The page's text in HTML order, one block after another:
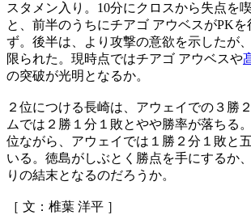
スタメン入り。10分にクロスから失点を
と、前半のうちにチアゴ アウベスがPK
ず。後半は、より攻撃の意欲を示したが
限られた。現時点ではチアゴ アウベスや
の突破が光明となるか。
２位につける長崎は、アウェイでの３勝
ムでは２勝１分１敗とやや勝率が落ちる
位ながら、アウェイでは１勝２分１敗と
いる。徳島がしぶとく勝点を手にするか
りの結末となるのだろうか。
［ 文：椎葉 洋平 ］